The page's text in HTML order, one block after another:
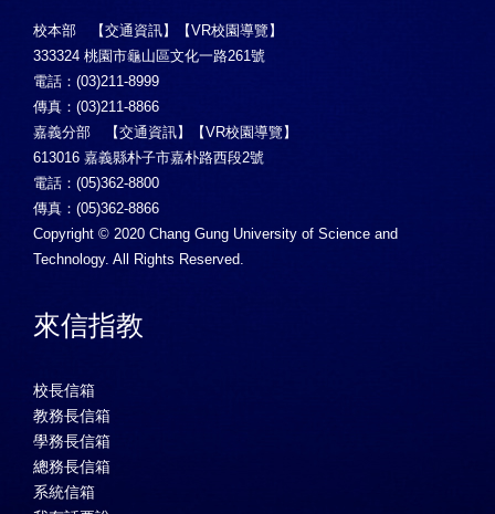
校本部 【交通資訊】【VR校園導覽】
333324 桃園市龜山區文化一路261號
電話：(03)211-8999
傳真：(03)211-8866
嘉義分部 【交通資訊】【VR校園導覽】
613016 嘉義縣朴子市嘉朴路西段2號
電話：(05)362-8800
傳真：(05)362-8866
Copyright © 2020 Chang Gung University of Science and
Technology. All Rights Reserved.
來信指教
校長信箱
教務長信箱
學務長信箱
總務長信箱
系統信箱